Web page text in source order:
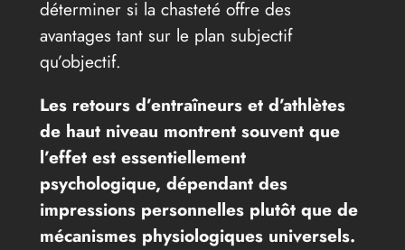
déterminer si la chasteté offre des
avantages tant sur le plan subjectif
qu’objectif.
Les retours d’entraîneurs et d’athlètes
de haut niveau montrent souvent que
l’effet est essentiellement
psychologique, dépendant des
impressions personnelles plutôt que de
mécanismes physiologiques universels.